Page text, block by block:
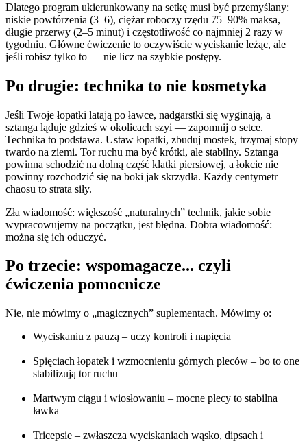
Dlatego program ukierunkowany na setkę musi być przemyślany:
niskie powtórzenia (3–6), ciężar roboczy rzędu 75–90% maksa,
długie przerwy (2–5 minut) i częstotliwość co najmniej 2 razy w
tygodniu. Główne ćwiczenie to oczywiście wyciskanie leżąc, ale
jeśli robisz tylko to — nie licz na szybkie postępy.
Po drugie: technika to nie kosmetyka
Jeśli Twoje łopatki latają po ławce, nadgarstki się wyginają, a
sztanga ląduje gdzieś w okolicach szyi — zapomnij o setce.
Technika to podstawa. Ustaw łopatki, zbuduj mostek, trzymaj stopy
twardo na ziemi. Tor ruchu ma być krótki, ale stabilny. Sztanga
powinna schodzić na dolną część klatki piersiowej, a łokcie nie
powinny rozchodzić się na boki jak skrzydła. Każdy centymetr
chaosu to strata siły.
Zła wiadomość: większość „naturalnych” technik, jakie sobie
wypracowujemy na początku, jest błędna. Dobra wiadomość:
można się ich oduczyć.
Po trzecie: wspomagacze... czyli
ćwiczenia pomocnicze
Nie, nie mówimy o „magicznych” suplementach. Mówimy o:
Wyciskaniu z pauzą – uczy kontroli i napięcia
Spięciach łopatek i wzmocnieniu górnych pleców – bo to one
stabilizują tor ruchu
Martwym ciągu i wiosłowaniu – mocne plecy to stabilna
ławka
Tricepsie – zwłaszcza wyciskaniach wąsko, dipsach i